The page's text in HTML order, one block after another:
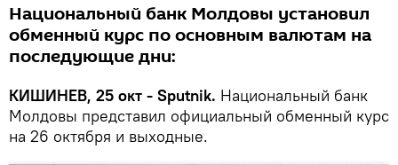
Национальный банк Молдовы установил
обменный курс по основным валютам на
последующие дни:
КИШИНЕВ, 25 окт - Sputnik. Национальный банк
Молдовы представил официальный обменный курс
на 26 октября и выходные.